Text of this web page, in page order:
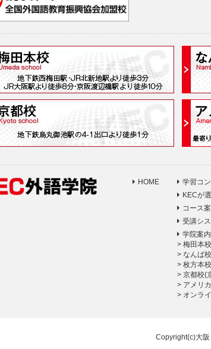
HOME
学習コ
KECが
コース
受講シ
学院案
> 梅田本
> なんば
> 枚方本
> 京都校(
> アメリ
> オンラ
Copyright(c)大